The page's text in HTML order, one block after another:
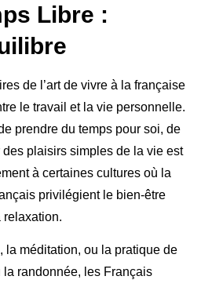
Libre :
de l’art de vivre à la française
le travail et la vie personnelle.
prendre du temps pour soi, de
plaisirs simples de la vie est
à certaines cultures où la
privilégient le bien-être
relaxation.
la méditation, ou la pratique de
randonnée, les Français